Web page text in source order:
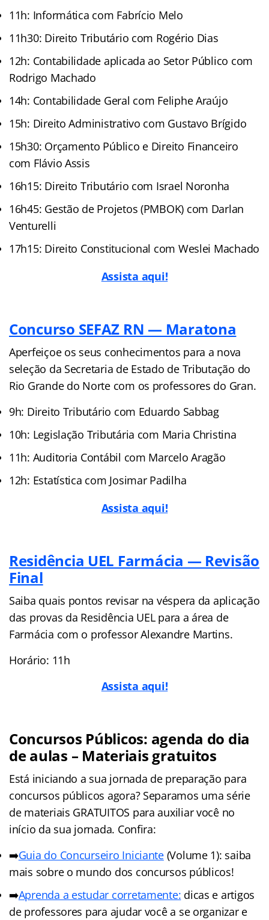
11h: Informática com Fabrício Melo
11h30: Direito Tributário com Rogério Dias
12h: Contabilidade aplicada ao Setor Público com
Rodrigo Machado
14h: Contabilidade Geral com Feliphe Araújo
15h: Direito Administrativo com Gustavo Brígido
15h30: Orçamento Público e Direito Financeiro
com Flávio Assis
16h15: Direito Tributário com Israel Noronha
16h45: Gestão de Projetos (PMBOK) com Darlan
Venturelli
17h15: Direito Constitucional com Weslei Machado
Assista aqui!
Concurso SEFAZ RN — Maratona
Aperfeiçoe os seus conhecimentos para a nova
seleção da Secretaria de Estado de Tributação do
Rio Grande do Norte com os professores do Gran.
9h: Direito Tributário com Eduardo Sabbag
10h: Legislação Tributária com Maria Christina
11h: Auditoria Contábil com Marcelo Aragão
12h: Estatística com Josimar Padilha
Assista aqui!
Residência UEL Farmácia — Revisão
Final
Saiba quais pontos revisar na véspera da aplicação
das provas da Residência UEL para a área de
Farmácia com o professor Alexandre Martins.
Horário: 11h
Assista aqui!
Concursos Públicos: agenda do dia
de aulas – Materiais gratuitos
Está iniciando a sua jornada de preparação para
concursos públicos agora? Separamos uma série
de materiais GRATUITOS para auxiliar você no
início da sua jornada. Confira:
➡️Guia do Concurseiro Iniciante(Volume 1): saiba
mais sobre o mundo dos concursos públicos!
➡️Aprenda a estudar corretamente: dicas e artigos
de professores para ajudar você a se organizar e